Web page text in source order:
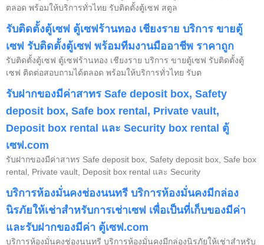
ตลอด พร้อมให้บริการทั่วไทย รับติดตั้งตู้เซฟ สตูล
รับติดตั้งตู้เซฟ ตู้เซฟร้านทอง เชียงราย บริการ ขายตู้
เซฟ รับติดตั้งตู้เซฟ พร้อมทีมงานมืออาชีพ ราคาถูก
รับติดตั้งตู้เซฟ ตู้เซฟร้านทอง เชียงราย บริการ ขายตู้เซฟ รับติดตั้งตู้
เซฟ ติดต่อสอบถามได้ตลอด พร้อมให้บริการทั่วไทย รับต
รับฝากของมีค่าสาทร Safe deposit box, Safety
deposit box, Safe box rental, Private vault,
Deposit box rental และ Security box rental ตู้
เซฟ.com
รับฝากของมีค่าสาทร Safe deposit box, Safety deposit box, Safe box
rental, Private vault, Deposit box rental และ Security
บริการห้องมั่นคงช่องนนทรี บริการห้องมั่นคงมีกล่อง
นิรภัยให้เช่าสำหรับการเช่าเซฟ เพื่อเป็นที่เก็บของมีค่า
และรับฝากของมีค่า ตู้เซฟ.com
บริการห้องมั่นคงช่องนนทรี บริการห้องมั่นคงมีกล่องนิรภัยให้เช่าสำหรับ